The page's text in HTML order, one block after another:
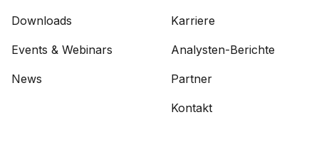
Downloads
Events & Webinars
News
Karriere
Analysten-Berichte
Partner
Kontakt